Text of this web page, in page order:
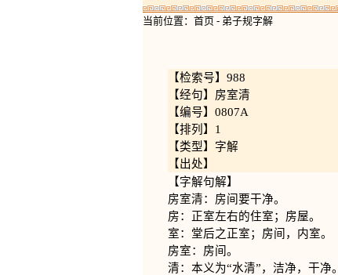
当前位置： 首页 - 弟子规字解
【检索号】988
【经句】房室清
【编号】0807A
【排列】1
【类型】字解
【出处】
【字解句解】
房室清：房间要干净。
房：正室左右的住室；房屋。
室：堂后之正室；房间，内室。
房室：房间。
清：本义为“水清”，洁净，干净。